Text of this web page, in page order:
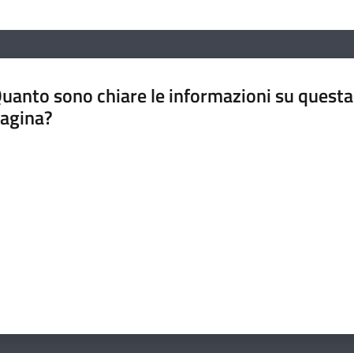
sono chiare le informazioni su questa